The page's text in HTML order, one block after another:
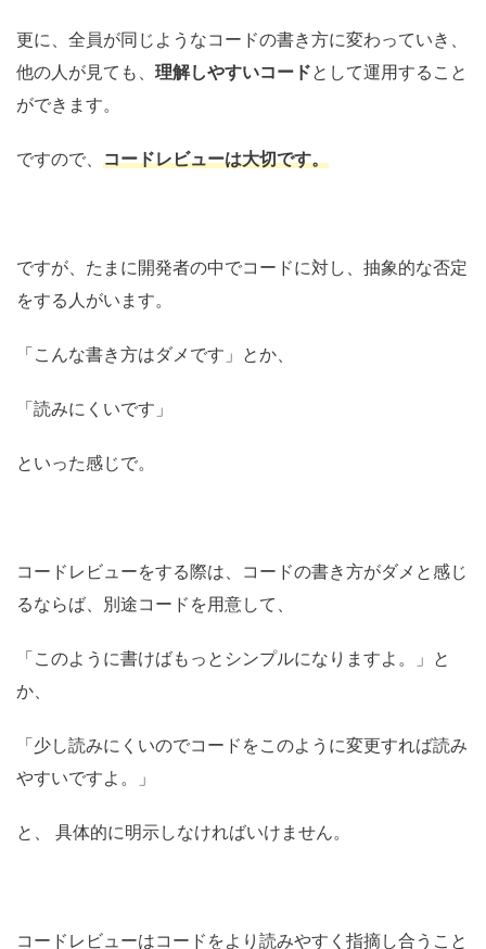
更に、全員が同じようなコードの書き方に変わっていき、
他の人が見ても、 理解しやすいコードとして運用すること
ができます。
ですので、 コードレビューは大切です。
ですが、たまに開発者の中でコードに対し、抽象的な否定
をする人がいます。
「こんな書き方はダメです」とか、
「読みにくいです」
といった感じで。
コードレビューをする際は、コードの書き方がダメと感じ
るならば、別途コードを用意して、
「このように書けばもっとシンプルになりますよ。」と
か、
「少し読みにくいのでコードをこのように変更すれば読み
やすいですよ。」
と、 具体的に明示しなければいけません。
コードレビューはコードをより読みやすく指摘し合うこと